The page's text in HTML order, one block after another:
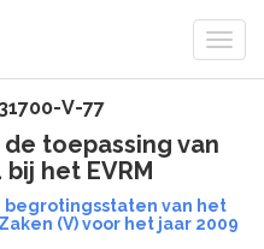
V-77
de toepassing van
het EVRM
begrotingsstaten van het
(V) voor het jaar 2009